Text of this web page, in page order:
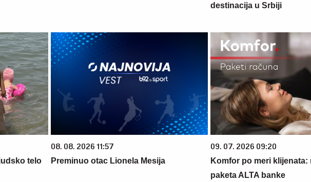
destinacija u Srbiji
telo
08. 08. 2026 11:57
Preminuo otac Lionela Mesija
09. 07. 2026 09:20
Komfor po meri klijenata:
paketa ALTA banke